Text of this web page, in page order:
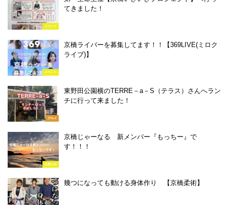
イベント
てきました！
イベント
京橋ライバーを募集してます！！【369LIVE(ミロク
ライブ)】
グルメ
東野田公園横のTERRE－a－S（テラス）さんへラン
チに行って来ました！
お知らせ
京橋じゃーなる 新メンバー『もっちー』で
す！！！
幾つになっても動ける身体作り 【京橋柔術】